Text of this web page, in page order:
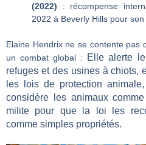
(2022) : récompense
2022 à Beverly Hills pour
Elaine Hendrix ne se contente pas
un combat global :
Elle alerte
refuges et des usines à chiots,
les lois de protection
considère les animaux
milite pour que la loi les
comme simples propriétés.